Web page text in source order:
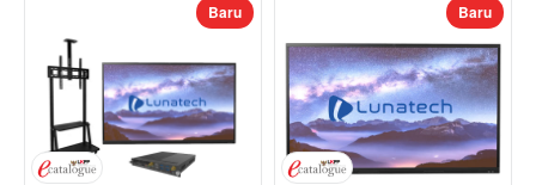
Baru Baru